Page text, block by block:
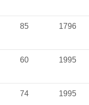
85 1796
60 1995
74 1995